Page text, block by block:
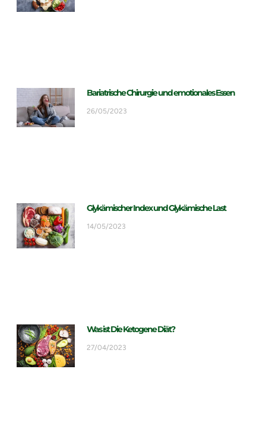
Bariatrische Chirurgie und emotionales Essen
26/05/2023
Glykämischer Index und Glykämische Last
14/05/2023
Was ist Die Ketogene Diät?
27/04/2023